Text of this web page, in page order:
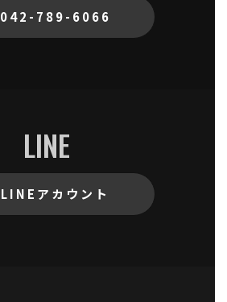
042-789-6066
LINE
LINEアカウント